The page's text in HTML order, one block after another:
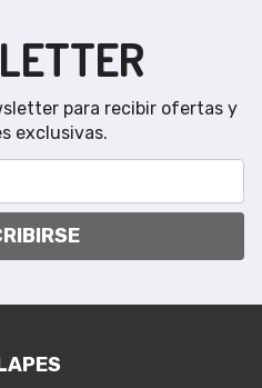
para recibir ofertas y
exclusivas.